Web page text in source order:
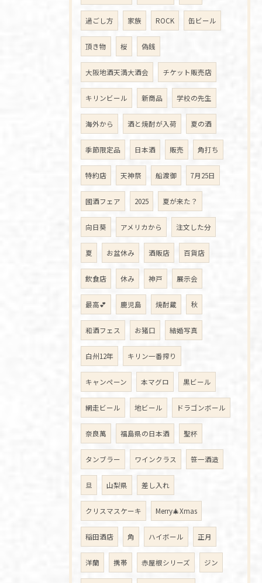
過ごし方 家族 ROCK 缶ビール
頂き物 桜 偽銭
大阪地酒天満大酒会 チケット販売店
キリンビール 新商品 学校の先生
海外から 酒と焼酎が入荷 夏の酒
季節限定品 日本酒 販売 角打ち
特約店 天神祭 船渡御 7月25日
國酒フェア 2025 夏が来た？
向日葵 アメリカから 注文した分
夏 お盆休み 酒販店 百貨店
飲食店 休み 神戸 展示会
最高💕 鹿児島 焼酎蔵 秋
和酒フェス お猪口 結婚写真
白州12年 キリン一番搾り
キャンペーン 本マグロ 黒ビール
網走ビール 地ビール ドラゴンボール
奈良萬 福島県の日本酒 聖杯
タンブラー ワインクラス 笹一酒造
旦 山梨県 差し入れ
クリスマスケーキ Merry🎄Xmas
稲田酒店 角 ハイボール 正月
洋蘭 携帯 赤屋根シリーズ ジン